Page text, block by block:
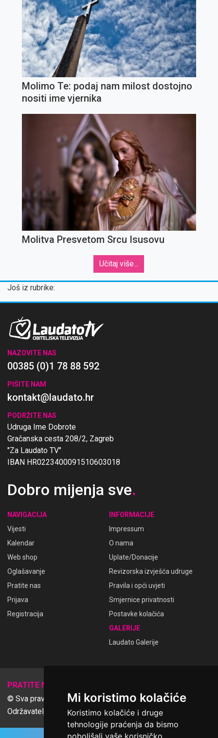
Mi koristimo kolačiće
Koristimo kolačiće i druge
tehnologije praćenja da bismo
poboljšali vaše korisničko
Molimo Te: podaj nam milost dostojno
nositi ime vjernika
Molitva Presvetom Srcu Isusovu
Učitaj više...
Još iz rubrike:
NAZOVITE NAS
00385 (0)1 78 88 592
PIŠITE NAM
kontakt@laudato.hr
PODRŽITE NAS
Udruga Ime Dobrote
Gračanska cesta 208/2, Zagreb
"Za Laudato TV"
IBAN HR0223400091510603018
Dobro mijenja sve.
NAVIGACIJA
Vijesti
Kalendar
Web shop
Oglašavanje
Pratite nas
Prijava
Registracija
INFORMACIJE
Impressum
O nama
Uplate/Donacije
Revizorska izvješća udruge
Pravila i opći uvjeti
Smjernice privatnosti
Postavke kolačića
GALERIJE
Laudato Galerije
PRATITE NAS
© Sva prava pridržana Udruga Ime dobrote
Održavatelj Netcom d.o.o., Riva 6, Rijeka